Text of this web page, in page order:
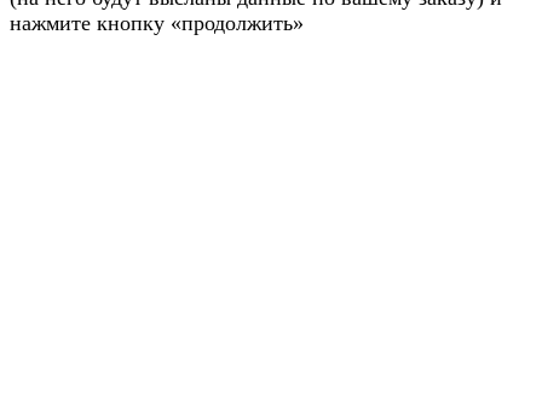
нажмите кнопку «продолжить»